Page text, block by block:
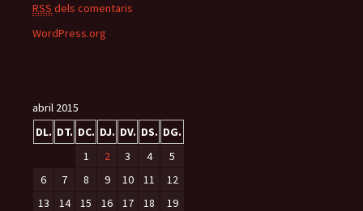
RSS dels comentaris
WordPress.org
abril 2015
DL. DT. DC. DJ. DV. DS. DG.
1 2 3 4
5
6
7 8 9 10 11
12
13
14 15 16 17 18
19